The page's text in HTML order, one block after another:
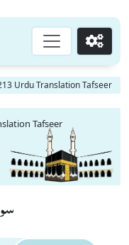
Go
Urdu Translation Tafseer
Tafseer